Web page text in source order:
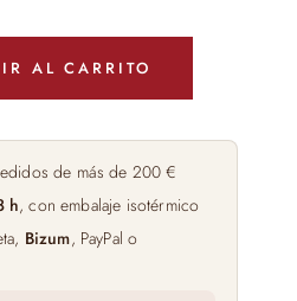
AL CARRITO
de más de 200 €
h, con embalaje isotérmico
Bizum, PayPal o